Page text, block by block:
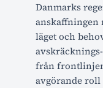
Danmarks
anskaffningen
läget och
från
avgörande roll